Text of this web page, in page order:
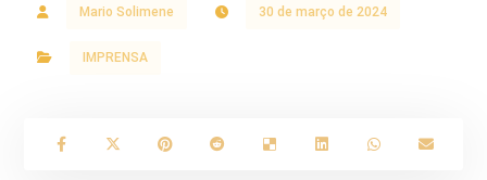
Mario Solimene 30 de março de 2024
IMPRENSA